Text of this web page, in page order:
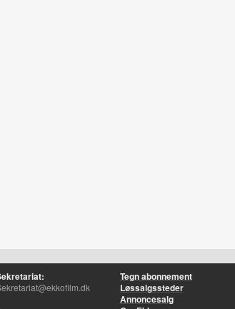
Tegn abonnement
Løssalgssteder
Annoncesalg